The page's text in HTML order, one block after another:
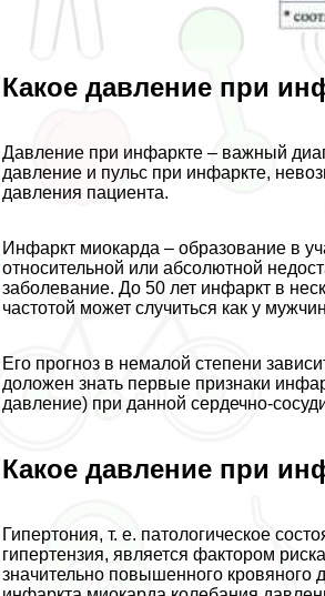
Какое давление при
Давление при инфаркте – важный
давление и пульс при инфаркте,
давления пациента.
Инфаркт миокарда – образование в
относительной или абсолютной
заболевание. До 50 лет инфаркт в
частотой может случиться как у
Его прогноз в немалой степени
доложен знать первые признаки
давление) при данной сердечно-
Какое давление при
Гипертония, т. е. патологическое
гипертензия, является фактором
значительно повышенного кровяного